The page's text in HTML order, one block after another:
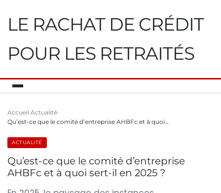
LE RACHAT DE CRÉDIT
POUR LES RETRAITÉS
Accueil Actualité
Qu’est-ce que le comité d’entreprise AHBFc et à quoi…
ACTUALITÉ
Qu’est-ce que le comité d’entreprise
AHBFc et à quoi sert-il en 2025 ?